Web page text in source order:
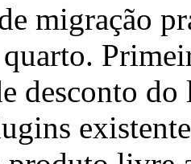
migração
desconto